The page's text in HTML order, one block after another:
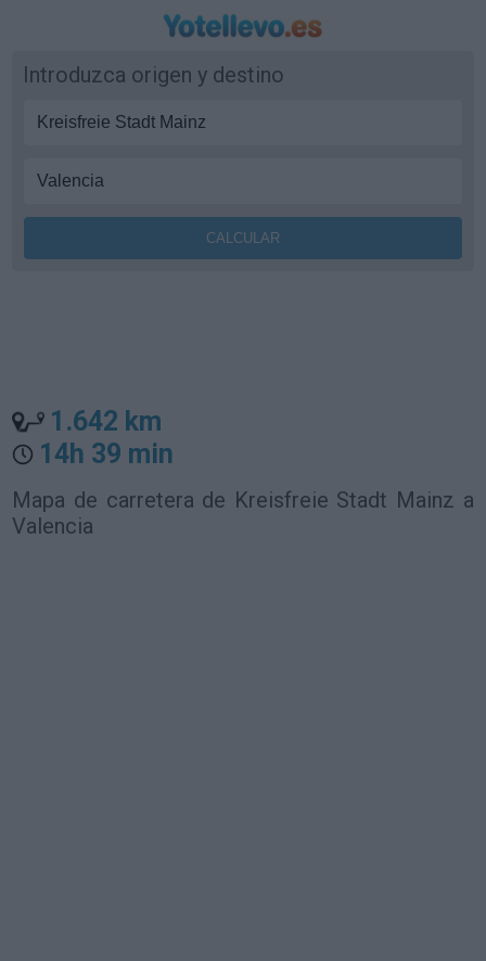
Introduzca origen y destino
1.642 km
14h 39 min
Mapa de carretera de Kreisfreie Stadt Mainz a
Valencia